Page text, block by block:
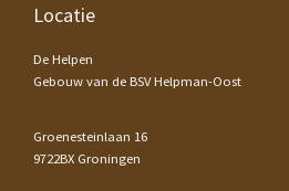
Footer
Locatie
De Helpen
Gebouw van de BSV Helpman-Oost
Groenesteinlaan 16
9722BX Groningen